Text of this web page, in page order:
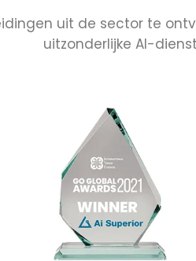
uit de sector te
uitzonderlijke AI-